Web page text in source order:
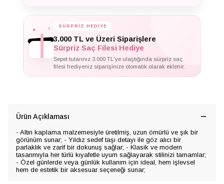
✦ SÜRPRİZ HEDİYE
3.000 TL ve Üzeri Siparişlere
Sürpriz Saç Filesi Hediye
Sepet tutarınız 3.000 TL'ye ulaştığında sürpriz saç
filesi hediyeniz siparişinize otomatik olarak eklenir.
Ürün Açıklaması
- Altın kaplama malzemesiyle üretilmiş, uzun ömürlü ve şık bir
görünüm sunar; - Yıldız sedef taşı detayı ile göz alıcı bir
parlaklık ve zarif bir dokunuş sağlar; - Klasik ve modern
tasarımıyla her türlü kıyafetle uyum sağlayarak stilinizi tamamlar;
- Özel günlerde veya günlük kullanım için ideal, hem işlevsel
hem de estetik bir aksesuar seçeneği sunar;